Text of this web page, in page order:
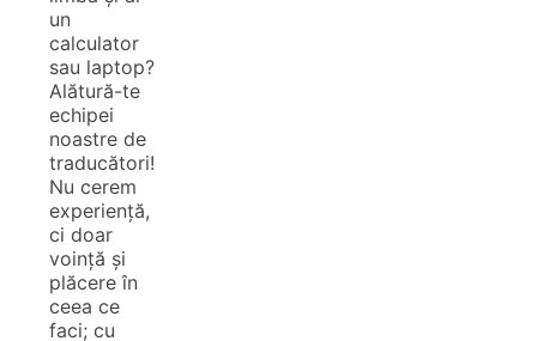
un
calculator
sau laptop?
Alătură-te
echipei
noastre de
traducători!
Nu cerem
experiență,
ci doar
voință și
plăcere în
ceea ce
faci; cu